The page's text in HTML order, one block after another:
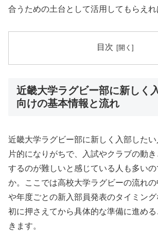
合うための土台として活用してもらえれ
目次
近畿大学ラグビー部に新しく
向けの基本情報と流れ
近畿大学ラグビー部に新しく入部した
片的になりがちで、入試やクラブの動
するのが難しいと感じている人も多いの
か。ここでは高校大学ラグビーの流れの
や年度ごとの新入部員発表のタイミン
初に押さえてから具体的な準備に進め
きます。